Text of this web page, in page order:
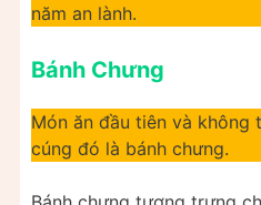
năm an lành.
Bánh Chưng
Món ăn đầu tiên và không
cúng đó là bánh chưng.